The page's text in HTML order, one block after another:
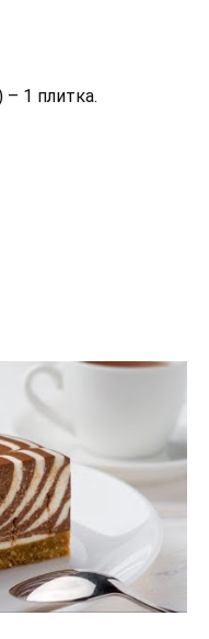
1 плитка.